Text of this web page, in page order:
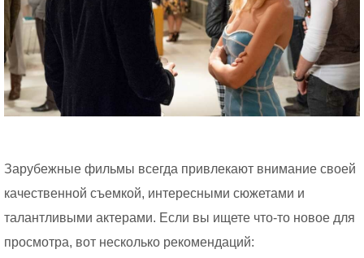
Зарубежные фильмы всегда привлекают внимание своей
качественной съемкой, интересными сюжетами и
талантливыми актерами. Если вы ищете что-то новое для
просмотра, вот несколько рекомендаций: